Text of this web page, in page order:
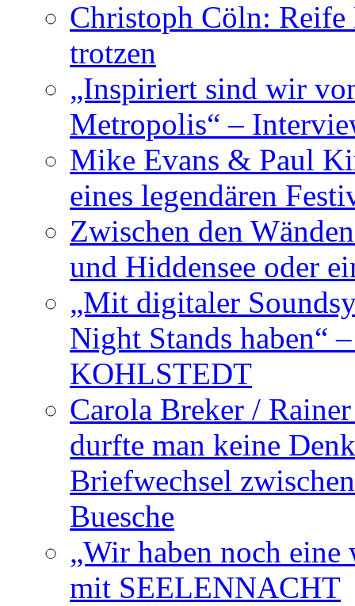
Christoph Cöln:
trotzen
„Inspiriert sind wir
Metropolis“ –
Mike Evans & Paul
eines legendären
Zwischen den
und Hiddensee oder
„Mit digitaler
Night Stands haben“
KOHLSTEDT
Carola Breker /
durfte man keine
Briefwechsel
Buesche
„Wir haben noch
mit SEELENNACHT